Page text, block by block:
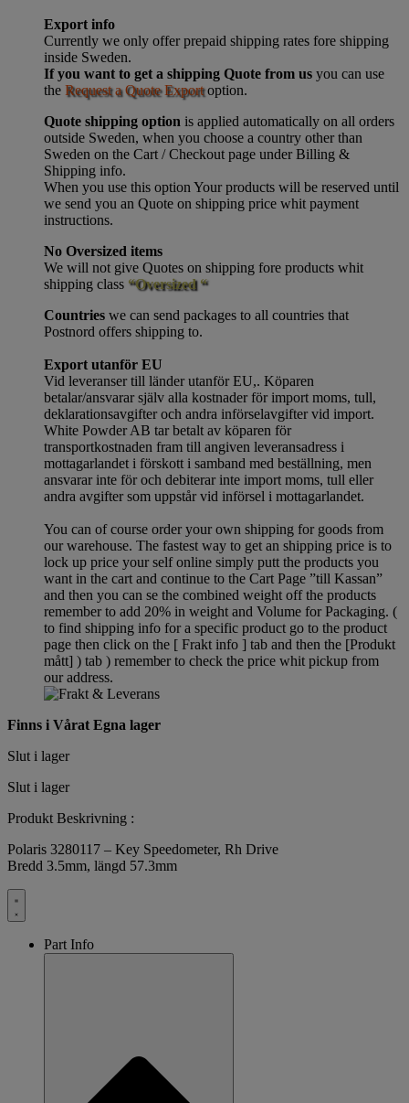
Export info
Currently we only offer prepaid shipping rates fore shipping
inside Sweden.
If you want to get a shipping Quote from us you can use
the Request a Quote Exportoption.
Quote shipping option is applied automatically on all orders
outside Sweden, when you choose a country other than
Sweden on the Cart / Checkout page under Billing &
Shipping info.
When you use this option Your products will be reserved until
we send you an Quote on shipping price whit payment
instructions.
No Oversized items
We will not give Quotes on shipping fore products whit
shipping class “Oversized “
Countries we can send packages to all countries that
Postnord offers shipping to.
Export utanför EU
Vid leveranser till länder utanför EU,. Köparen
betalar/ansvarar själv alla kostnader för import moms, tull,
deklarationsavgifter och andra införselavgifter vid import.
White Powder AB tar betalt av köparen för
transportkostnaden fram till angiven leveransadress i
mottagarlandet i förskott i samband med beställning, men
ansvarar inte för och debiterar inte import moms, tull eller
andra avgifter som uppstår vid införsel i mottagarlandet.
You can of course order your own shipping for goods from
our warehouse. The fastest way to get an shipping price is to
lock up price your self online simply putt the products you
want in the cart and continue to the Cart Page ”till Kassan”
and then you can se the combined weight off the products
remember to add 20% in weight and Volume for Packaging. (
to find shipping info for a specific product go to the product
page then click on the [ Frakt info ] tab and then the [Produkt
mått] ) tab ) rememberto check the price whit pickup from
our address.
Finns i Vårat Egna lager
Slut i lager
Slut i lager
Produkt Beskrivning :
Polaris 3280117 – Key Speedometer, Rh Drive
Bredd 3.5mm, längd 57.3mm
Part Info